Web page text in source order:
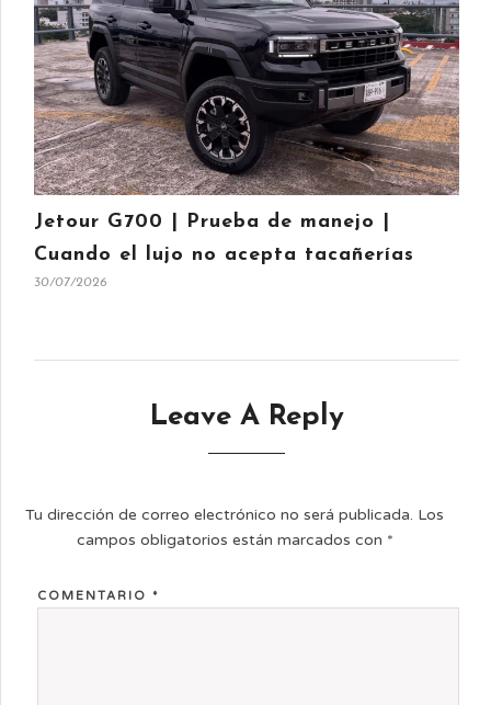
Jetour G700 | Prueba de manejo |
Cuando el lujo no acepta tacañerías
30/07/2026
Leave A Reply
Tu dirección de correo electrónico no será publicada. Los
campos obligatorios están marcados con *
COMENTARIO *